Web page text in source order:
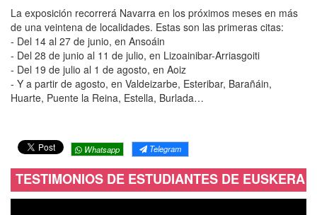
La exposición recorrerá Navarra en los próximos meses en más
de una veintena de localidades. Estas son las primeras citas:
- Del 14 al 27 de junio, en Ansoáin
- Del 28 de junio al 11 de julio, en Lizoainibar-Arriasgoiti
- Del 19 de julio al 1 de agosto, en Aoiz
- Y a partir de agosto, en Valdeizarbe, Esteribar, Barañáin,
Huarte, Puente la Reina, Estella, Burlada…
Whatsapp Telegram
TESTIMONIOS DE ESTUDIANTES DE EUSKERA